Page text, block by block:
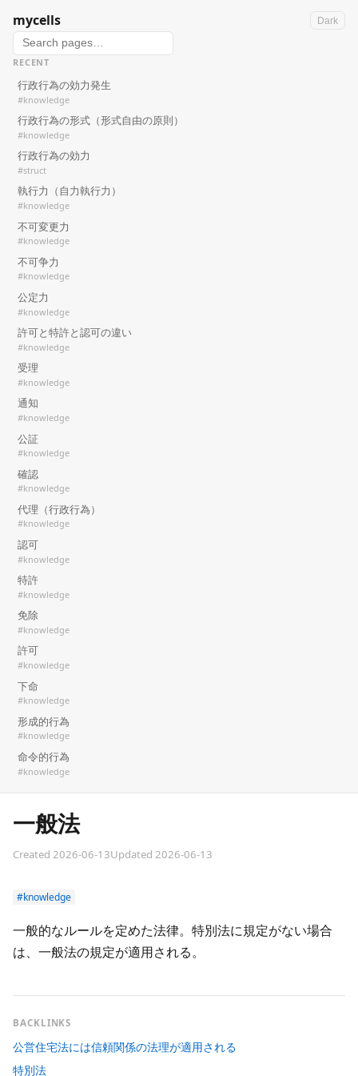
mycells Dark
RECENT
行政行為の効力発生
#knowledge
行政行為の形式（形式自由の原則）
#knowledge
行政行為の効力
#struct
執行力（自力執行力）
#knowledge
不可変更力
#knowledge
不可争力
#knowledge
公定力
#knowledge
許可と特許と認可の違い
#knowledge
受理
#knowledge
通知
#knowledge
公証
#knowledge
確認
#knowledge
代理（行政行為）
#knowledge
認可
#knowledge
特許
#knowledge
免除
#knowledge
許可
#knowledge
下命
#knowledge
形成的行為
#knowledge
命令的行為
#knowledge
一般法
Created 2026-06-13Updated 2026-06-13
#knowledge
一般的なルールを定めた法律。特別法に規定がない場合
は、一般法の規定が適用される。
BACKLINKS
公営住宅法には信頼関係の法理が適用される
特別法